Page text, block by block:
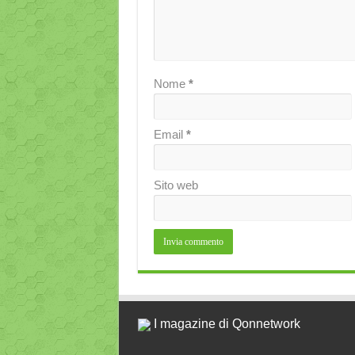
Nome *
Email *
Sito web
I magazine di Qonnetwork